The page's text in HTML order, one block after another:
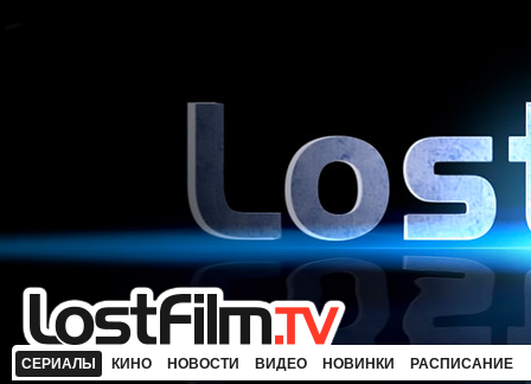
СЕРИАЛЫ КИНО НОВОСТИ ВИДЕО НОВИНКИ РАСПИСАНИЕ